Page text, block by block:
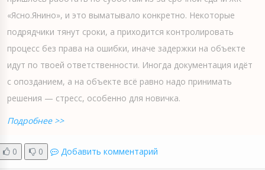
«Ясно.Янино», и это выматывало конкретно. Некоторые
подрядчики тянут сроки, а приходится контролировать
процесс без права на ошибки, иначе задержки на объекте
идут по твоей ответственности. Иногда документация идёт
с опозданием, а на объекте всё равно надо принимать
решения — стресс, особенно для новичка.
Подробнее >>
0 0 Добавить комментарий